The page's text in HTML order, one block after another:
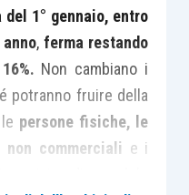
del 1° gennaio, entro
,ferma restando
Non cambiano i
potranno fruire della
persone fisiche, le
commerciali e i